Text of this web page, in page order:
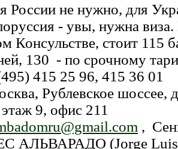
России не нужно, для
- увы, нужна виза.
Консульстве, стоит 115
130 - по срочному
415 25 96, 415 36 01
Рублевское шоссее,
этаж 9, офис 211
,
АЛЬВАРАДО (Jorge Luis